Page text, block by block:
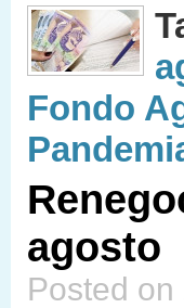
Fondo
agosto
Posted